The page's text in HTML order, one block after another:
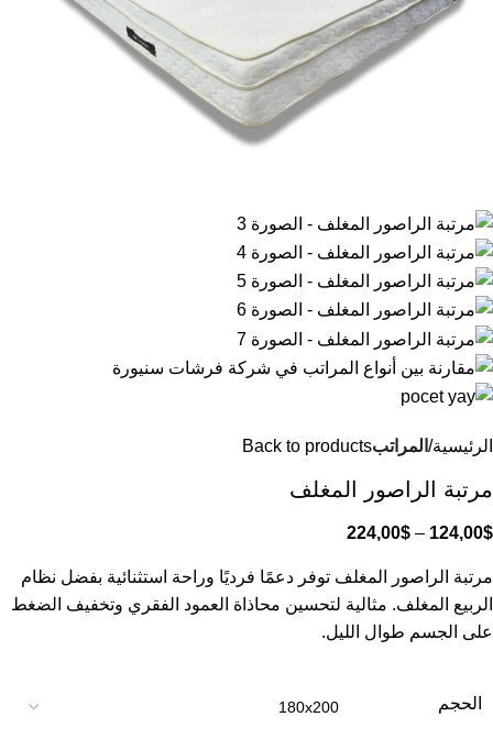
الرئيسية المراتبBack to products
مرتبة الراصور المغلف
124,00$
–
224,00$
مرتبة الراصور المغلف توفر دعمًا فرديًا وراحة استثنائية بفضل نظام
الربيع المغلف. مثالية لتحسين محاذاة العمود الفقري وتخفيف الضغط
على الجسم طوال الليل.
الحجم